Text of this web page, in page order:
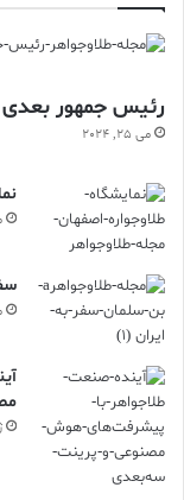
رئیس جمهور
می 25, 2024